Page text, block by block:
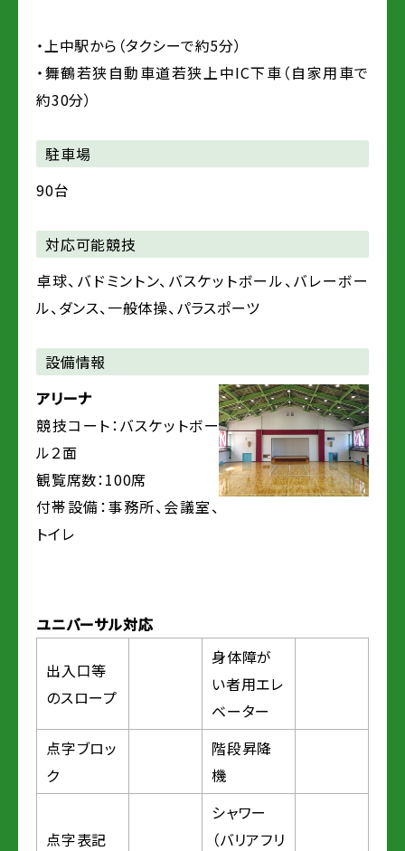
・上中駅から（タクシーで約5分）
・舞鶴若狭自動車道若狭上中IC下車（自家用車で
約30分）
駐車場
90台
対応可能競技
卓球、バドミントン、バスケットボール、バレーボー
ル、ダンス、一般体操、パラスポーツ
設備情報
アリーナ
競技コート：バスケットボー
ル２面
観覧席数：100席
付帯設備：事務所、会議室、
トイレ
ユニバーサル対応
出入口等
のスロープ
身体障が
い者用エレ
ベーター
点字ブロッ
ク
階段昇降
機
点字表記
シャワー
（バリアフリ